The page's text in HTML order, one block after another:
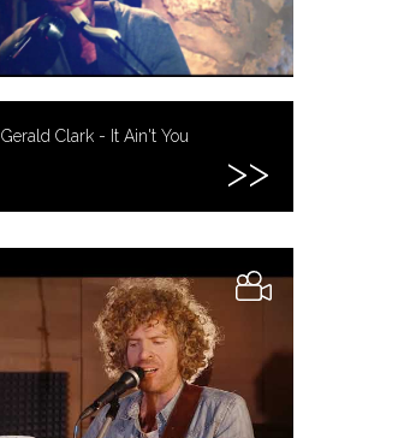
Gerald Clark - It Ain't You